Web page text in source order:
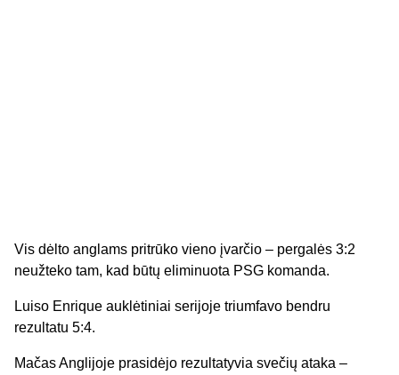
Vis dėlto anglams pritrūko vieno įvarčio – pergalės 3:2
neužteko tam, kad būtų eliminuota PSG komanda.
Luiso Enrique auklėtiniai serijoje triumfavo bendru
rezultatu 5:4.
Mačas Anglijoje prasidėjo rezultatyvia svečių ataka –